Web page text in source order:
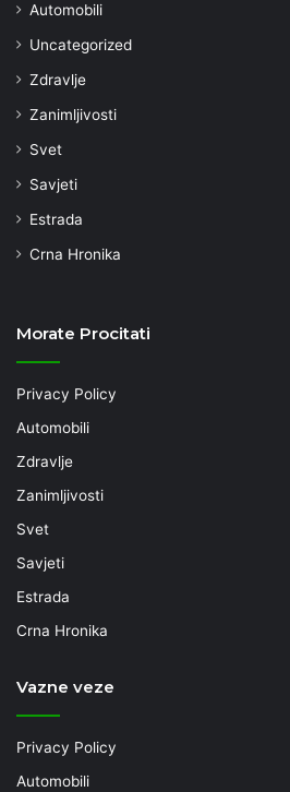
Automobili
Uncategorized
Zdravlje
Zanimljivosti
Svet
Savjeti
Estrada
Crna Hronika
Morate Procitati
Privacy Policy
Automobili
Zdravlje
Zanimljivosti
Svet
Savjeti
Estrada
Crna Hronika
Vazne veze
Privacy Policy
Automobili